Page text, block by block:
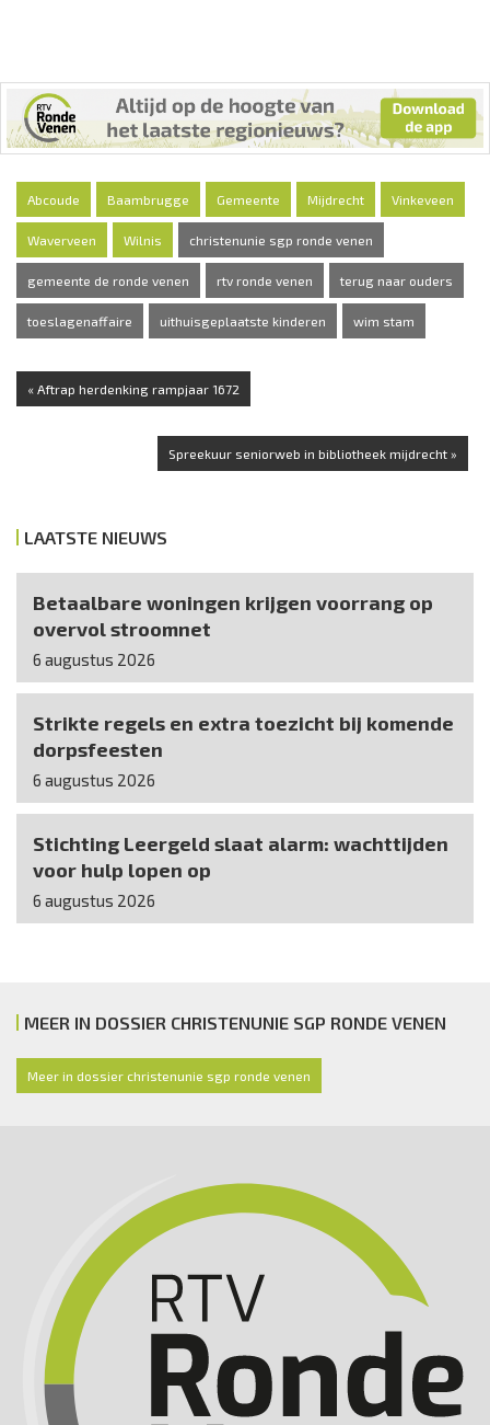
Abcoude Baambrugge Gemeente Mijdrecht Vinkeveen
Waverveen Wilnis christenunie sgp ronde venen
gemeente de ronde venen rtv ronde venen terug naar ouders
toeslagenaffaire uithuisgeplaatste kinderen wim stam
« Aftrap herdenking rampjaar 1672
Spreekuur seniorweb in bibliotheek mijdrecht »
LAATSTE NIEUWS
Betaalbare woningen krijgen voorrang op
overvol stroomnet
6 augustus 2026
Strikte regels en extra toezicht bij komende
dorpsfeesten
6 augustus 2026
Stichting Leergeld slaat alarm: wachttijden
voor hulp lopen op
6 augustus 2026
MEER IN DOSSIER CHRISTENUNIE SGP RONDE VENEN
Meer in dossier christenunie sgp ronde venen